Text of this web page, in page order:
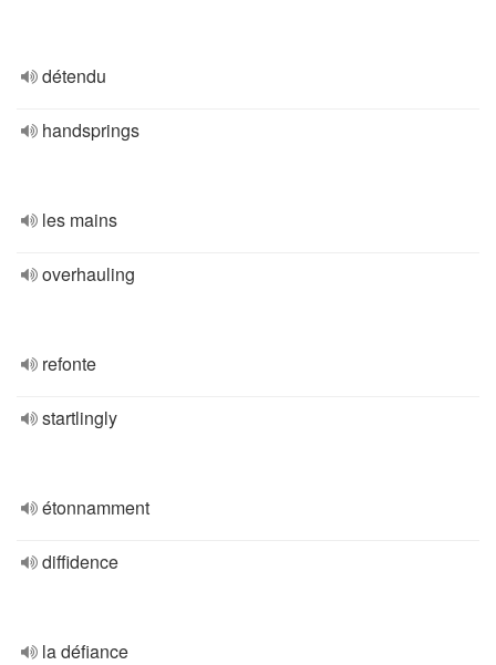
détendu
handsprings
les mains
overhauling
refonte
startlingly
étonnamment
diffidence
la défiance